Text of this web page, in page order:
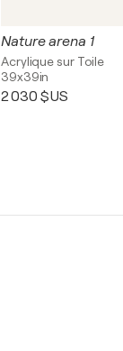
Nature arena 1
Acrylique sur Toile
39x39in
2 030 $US